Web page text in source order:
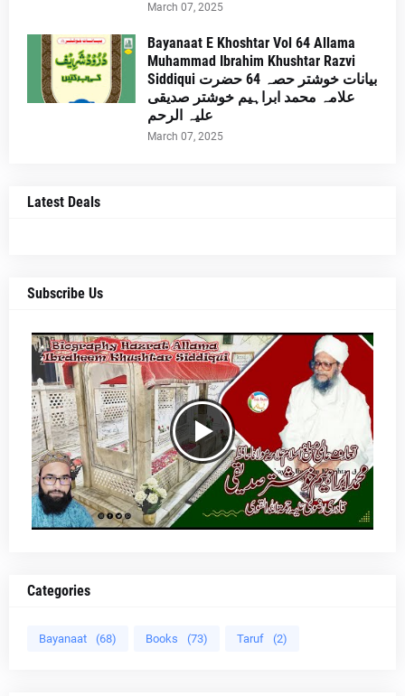
March 07, 2025
Bayanaat E Khoshtar Vol 64 Allama
Muhammad Ibrahim Khushtar Razvi
Siddiqui بیانات خوشتر حصہ 64 حضرت
علامہ محمد ابراہیم خوشتر صدیقی
علیہ الرحم
March 07, 2025
Latest Deals
Subscribe Us
Categories
Bayanaat (68) Books (73) Taruf (2)